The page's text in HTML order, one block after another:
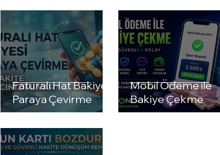
Faturalı Hat Bakiyesi
Paraya Çevirme
Mobil Ödeme ile
Bakiye Çekme